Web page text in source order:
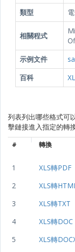
類型
相關程式
示例文件
百科
列表列出哪些格式可
擊鏈接進入指定的轉
# 轉換
1 XLS轉PDF
2 XLS轉
3 XLS轉TXT
4 XLS轉DOC
5 XLS轉